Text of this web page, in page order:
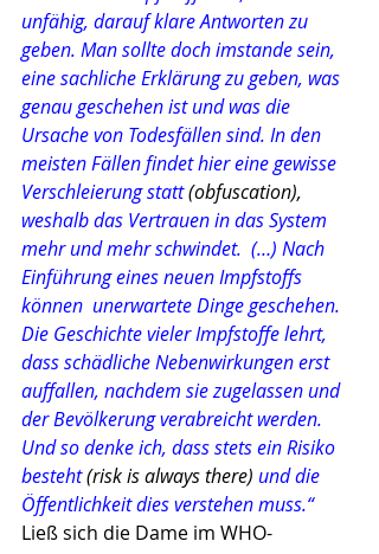
unfähig, darauf klare Antworten zu
geben. Man sollte doch imstande sein,
eine sachliche Erklärung zu geben, was
genau geschehen ist und was die
Ursache von Todes­fällen sind. In den
meisten Fällen findet hier eine gewisse
Verschleierung statt (obfuscation),
weshalb das Vertrauen in das System
mehr und mehr schwindet.  (…) Nach
Einführung eines neuen Impfstoffs
können  unerwartete Dinge geschehen.
Die Geschichte vieler Impfstoffe lehrt,
dass schädliche Nebenwirkungen erst
auffallen, nachdem sie zugelassen und
der Bevölkerung verabreicht werden.
Und so denke ich, dass stets ein Risiko
besteht (risk is always there) und die
Öffentlichkeit dies verstehen muss.“
Ließ sich die Dame im WHO-